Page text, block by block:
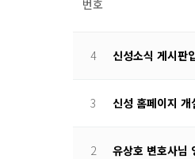
번호
4 신성소식 게시판
3 신성 홈페이지 개
2 유상호 변호사님